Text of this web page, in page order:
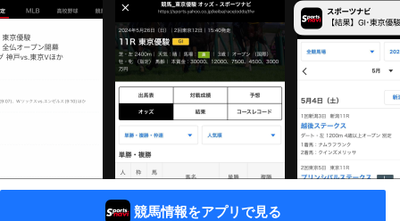
競馬情報をアプリで見る